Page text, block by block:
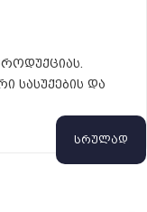
სასუქების და
ეფექტების
სრულად